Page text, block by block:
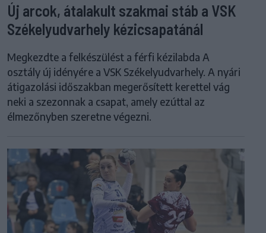
Új arcok, átalakult szakmai stáb a VSK
Székelyudvarhely kézicsapatánál
Megkezdte a felkészülést a férfi kézilabda A
osztály új idényére a VSK Székelyudvarhely. A nyári
átigazolási időszakban megerősített kerettel vág
neki a szezonnak a csapat, amely ezúttal az
élmezőnyben szeretne végezni.